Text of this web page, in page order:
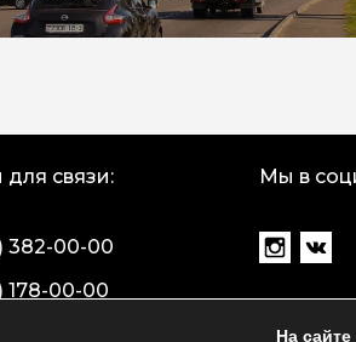
связи:
382-00-00
178-00-00
Мы в
На